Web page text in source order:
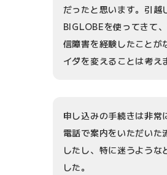
だったと思います。引越
BIGLOBEを使ってきて
信障害を経験したことが
イダを変えることは考え
申し込みの手続きは非常
電話で案内をいただいた
したし、特に迷うような
した。